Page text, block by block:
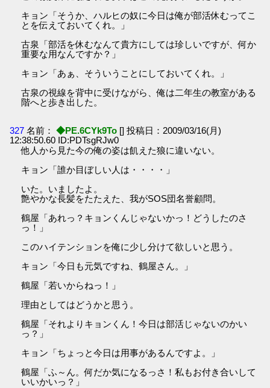
キョン「そうか、ハルヒの奴に今日は俺が部活休むってこ
とを伝えておいてくれ。」
古泉「部活を休むなんて貴方にしては珍しいですが、何か
重要な用なんですか？」
キョン「あぁ、そういうことにしておいてくれ。」
古泉の視線を背中に受けながら、俺は二年生の教室がある
階へと歩き出した。
327 名前： ◆PE.6CYk9To [] 投稿日：2009/03/16(月)
12:38:50.60 ID:PDTsgRJw0
他人から見た今の俺の姿は飢えた狼に違いない。
キョン「誰か目ぼしい人は・・・・」
いた。いましたよ。
艶やかな長髪をたたえた、我がSOS団名誉顧問。
鶴屋「あれっ？キョンくんじゃないかっ！どうしたのさ
っ！」
このハイテンションを俺に少し分けて欲しいと思う。
キョン「今日も元気ですね、鶴屋さん。」
鶴屋「若いからねっ！」
理由としてはどうかと思う。
鶴屋「それよりキョンくん！今日は部活じゃないのかい
っ？」
キョン「ちょっと今日は用事があるんですよ。」
鶴屋「ふ～ん。何だか気になるっさ！私もお付き合いして
いいかいっ？」